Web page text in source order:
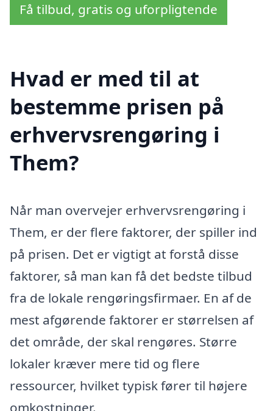
Få tilbud, gratis og uforpligtende
Hvad er med til at
bestemme prisen på
erhvervsrengøring i
Them?
Når man overvejer erhvervsrengøring i
Them, er der flere faktorer, der spiller ind
på prisen. Det er vigtigt at forstå disse
faktorer, så man kan få det bedste tilbud
fra de lokale rengøringsfirmaer. En af de
mest afgørende faktorer er størrelsen af
det område, der skal rengøres. Større
lokaler kræver mere tid og flere
ressourcer, hvilket typisk fører til højere
omkostninger.